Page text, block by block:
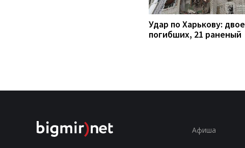
Удар по Харькову: двое
погибших, 21 раненый
Афиша